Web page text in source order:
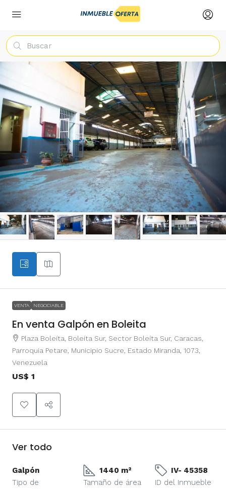
VENTA NEGOCIABLE
En venta Galpón en Boleita
Plaza Boleíta, Boleíta Sur, Sector Boleíta Sur, Caracas,
Parroquia Petare, Municipio Sucre, Estado Miranda, 1073,
Venezuela
US$ 1
Ver todo
Galpón
Tipo de
1440 m²
Tamaño de área
IV- 45358
ID del Inmueble